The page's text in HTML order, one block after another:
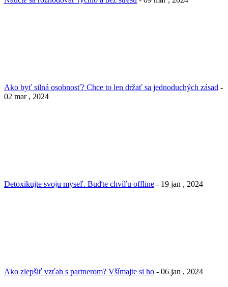
Ako byť silná osobnosť? Chce to len držať sa jednoduchých zásad -
02 mar , 2024
Detoxikujte svoju myseľ. Buďte chvíľu offline - 19 jan , 2024
Ako zlepšiť vzťah s partnerom? Všímajte si ho - 06 jan , 2024